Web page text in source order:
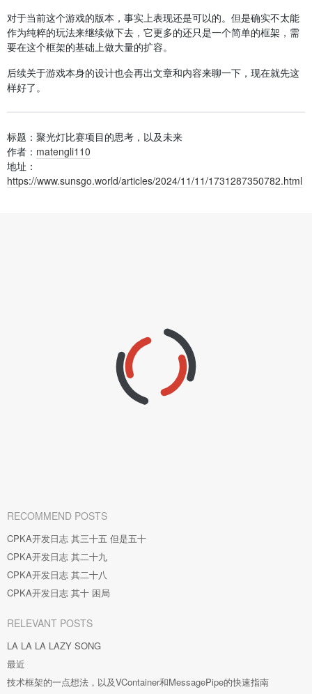
对于当前这个游戏的版本，事实上表现还是可以的。但是确实不太能
作为纯粹的玩法来继续做下去，它更多的还只是一个简单的框架，需
要在这个框架的基础上做大量的扩容。
后续关于游戏本身的设计也会再出文章和内容来聊一下，现在就先这
样好了。
标题：聚光灯比赛项目的思考，以及未来
作者： matengli110
地址：
https://www.sunsgo.world/articles/2024/11/11/1731287350782.html
RECOMMEND POSTS
CPKA开发日志 其三十五 但是五十
CPKA开发日志 其二十九
CPKA开发日志 其二十八
CPKA开发日志 其十 困局
RELEVANT POSTS
LA LA LA LAZY SONG
最近
技术框架的一点想法，以及VContainer和MessagePipe的快速指南